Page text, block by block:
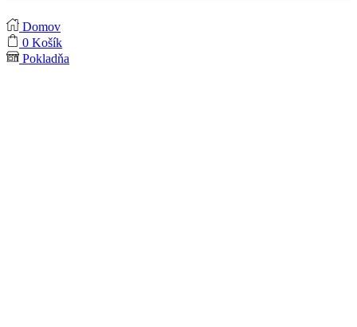
Domov
0 Košík
Pokladňa